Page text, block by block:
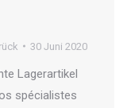
30 Juni 2020
Lagerartikel
spécialistes